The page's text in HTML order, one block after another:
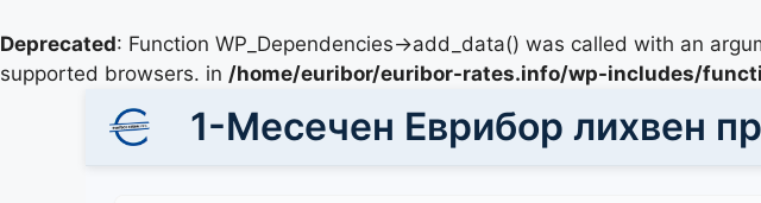
Deprecated: Function WP_Dependencies->add_data() was called with an
supported browsers. in /home/euribor/euribor-rates.info/wp-includes/
1-Месечен Еврибор лихвен